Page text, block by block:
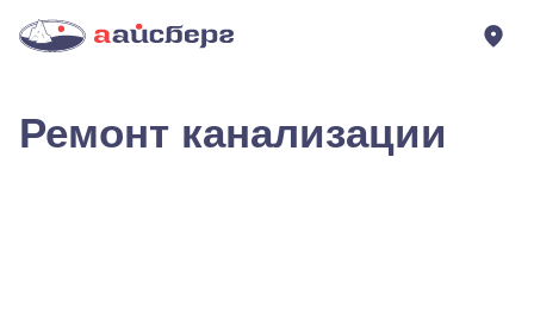
Ремонт канализации